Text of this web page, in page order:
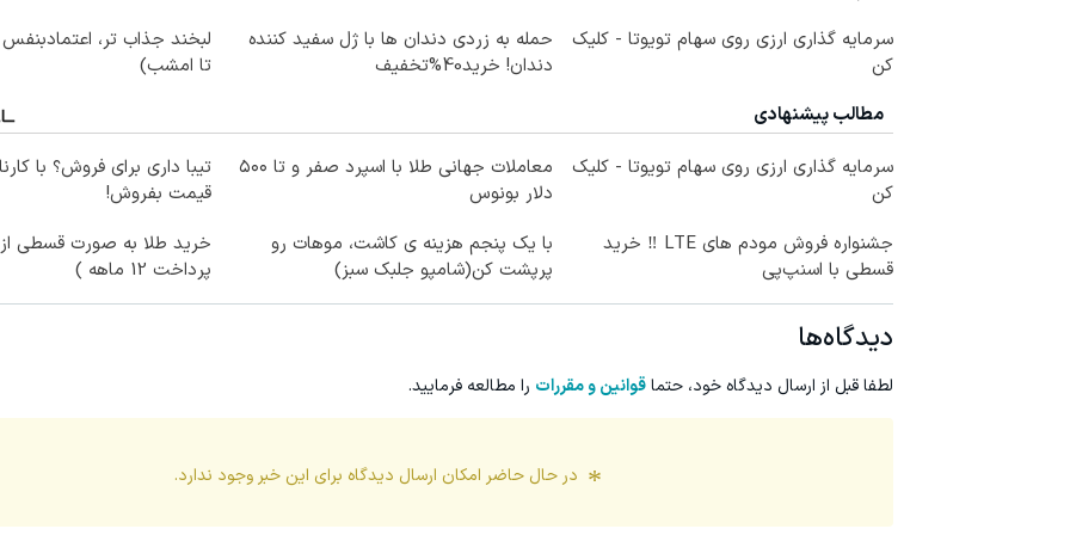
سرمایه گذاری ارزی روی سهام تویوتا - کلیک
کن
حمله به زردی دندان ها با ژل سفید کننده
دندان! خرید40%تخفیف
لبخند جذاب تر،
تا امشب)
مطالب پیشنهادی
سرمایه گذاری ارزی روی سهام تویوتا - کلیک
کن
معاملات جهانی طلا با اسپرد صفر و تا ۵۰۰
دلار بونوس
تیبا داری برای فروش؟ با
قیمت بفروش!
جشنواره فروش مودم های LTE ‼️ خرید
قسطی با اسنپ‌پی
با یک پنجم هزینه ی کاشت، موهات رو
پرپشت کن(شامپو جلبک سبز)
خرید طلا به صورت قسطی
پرداخت 12 ماهه )
دیدگاه‌ها
لطفا قبل از ارسال دیدگاه خود، حتماقوانین و مقررات را مطالعه فرمایید.
در حال حاضر امکان ارسال دیدگاه برای این خبروجود ندارد.